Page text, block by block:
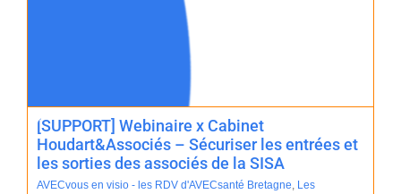
[SUPPORT] Webinaire x Cabinet
Houdart&Associés – Sécuriser les entrées et
les sorties des associés de la SISA
AVECvous en visio - les RDV d'AVECsanté Bretagne, Les